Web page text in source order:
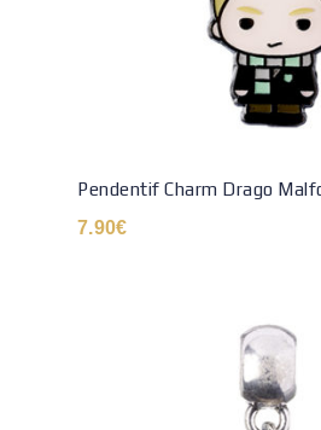
Pendentif Charm Drago
7.90€